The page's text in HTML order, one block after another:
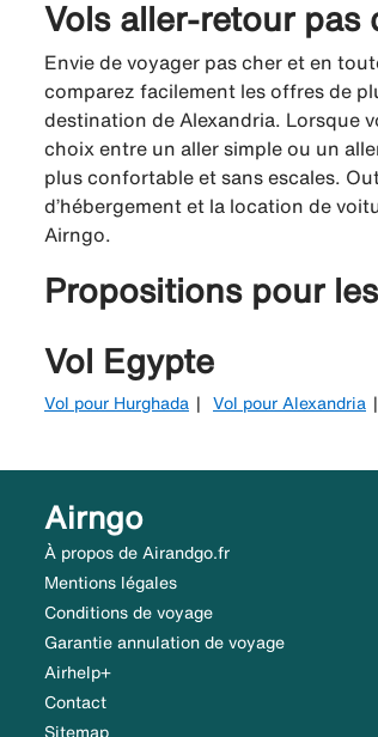
Vols aller-retour pas
Envie de voyager pas cher et en
comparez facilement les offres de
destination de Alexandria. Lorsque
choix entre un aller simple ou un
plus confortable et sans escales.
d’hébergement et la location de
Airngo.
Propositions pour
Vol Egypte
Vol pour Hurghada Vol pour Alexandria
Airngo
À propos de Airandgo.fr
Mentions légales
Conditions de voyage
Garantie annulation de voyage
Airhelp+
Contact
Sitemap